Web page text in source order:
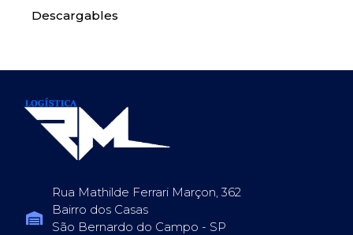
Descargables
Rua Mathilde Ferrari Marçon, 362
Bairro dos Casas
São Bernardo do Campo - SP